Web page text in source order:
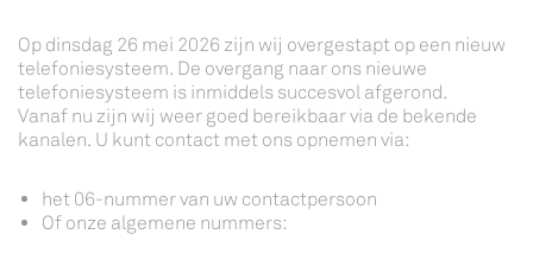
Op dinsdag 26 mei 2026 zijn wij overgestapt op een nieuw
telefoniesysteem. De overgang naar ons nieuwe
telefoniesysteem is inmiddels succesvol afgerond.
Vanaf nu zijn wij weer goed bereikbaar via de bekende
kanalen. U kunt contact met ons opnemen via:
het 06-nummer van uw contactpersoon
Of onze algemene nummers: